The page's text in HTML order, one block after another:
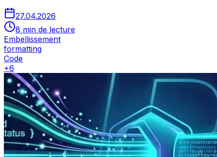
27.04.2026
8 min de lecture
Embellissement
formatting
Code
+6